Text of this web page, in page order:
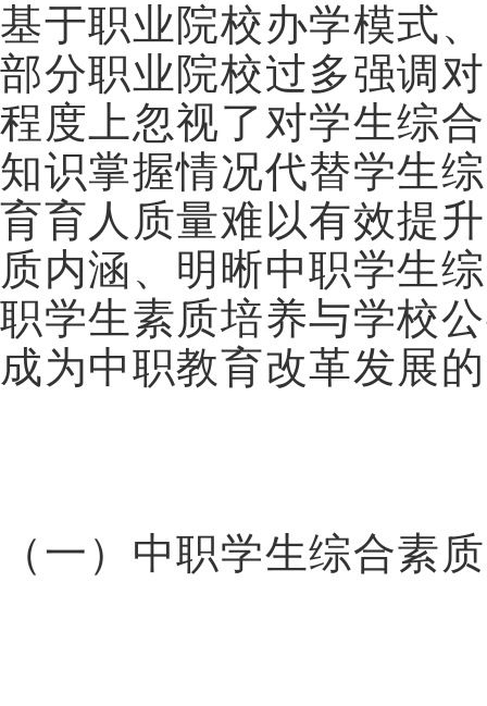
基于职业院校办学模式
部分职业院校过多强调
程度上忽视了对学生综
知识掌握情况代替学生
育育人质量难以有效提
质内涵、明晰中职学生
职学生素质培养与学校
成为中职教育改革发展
（一）中职学生综合素